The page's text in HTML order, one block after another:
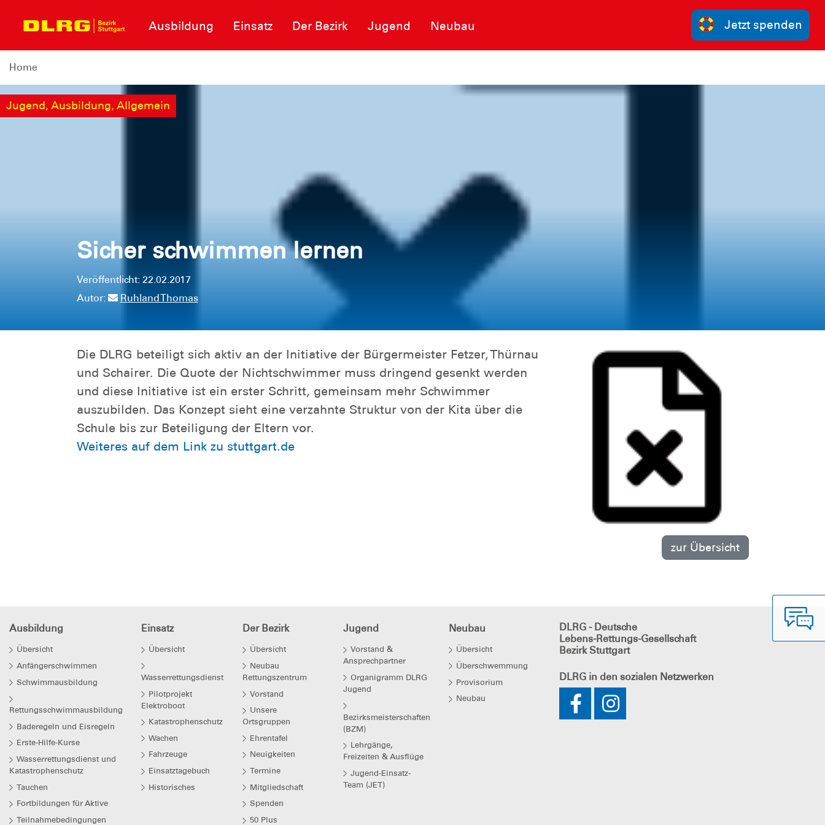
Ausbildung Einsatz Der Bezirk Jugend Neubau Jetzt spenden
Home
Jugend, Ausbildung, Allgemein
Sicher schwimmen lernen
Veröffentlicht: 22.02.2017
Autor:
Ruhland Thomas
Die DLRG beteiligt sich aktiv an der Initiative der Bürgermeister Fetzer, Thürnau
und Schairer. Die Quote der Nichtschwimmer muss dringend gesenkt werden
und diese Initiative ist ein erster Schritt, gemeinsam mehr Schwimmer
auszubilden. Das Konzept sieht eine verzahnte Struktur von der Kita über die
Schule bis zur Beteiligung der Eltern vor.
Weiteres auf dem Link zu stuttgart.de
zur Übersicht
Ausbildung
Übersicht
Anfängerschwimmen
Schwimmausbildung
Rettungsschwimmausbildung
Baderegeln und Eisregeln
Erste-Hilfe-Kurse
Wasserrettungsdienst und
Katastrophenschutz
Tauchen
Fortbildungen für Aktive
Teilnahmebedingungen
Einsatz
Übersicht
Wasserrettungsdienst
Pilotprojekt
Elektroboot
Katastrophenschutz
Wachen
Fahrzeuge
Einsatztagebuch
Historisches
Der Bezirk
Übersicht
Neubau
Rettungszentrum
Vorstand
Unsere
Ortsgruppen
Ehrentafel
Neuigkeiten
Termine
Mitgliedschaft
Spenden
50 Plus
Jugend
Vorstand &
Ansprechpartner
Organigramm DLRG
Jugend
Bezirksmeisterschaften
(BZM)
Lehrgänge,
Freizeiten & Ausflüge
Jugend-Einsatz-
Team (JET)
Neubau
Übersicht
Überschwemmung
Provisorium
Neubau
DLRG - Deutsche
Lebens-Rettungs-Gesellschaft
Bezirk Stuttgart
DLRG in den sozialen Netzwerken